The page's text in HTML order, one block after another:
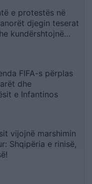
e protestës në
djegin teserat
kundërshtojnë
FIFA-s përplas
dhe
e Infantinos
vijojnë marshimin
Shqipëria e rinisë,